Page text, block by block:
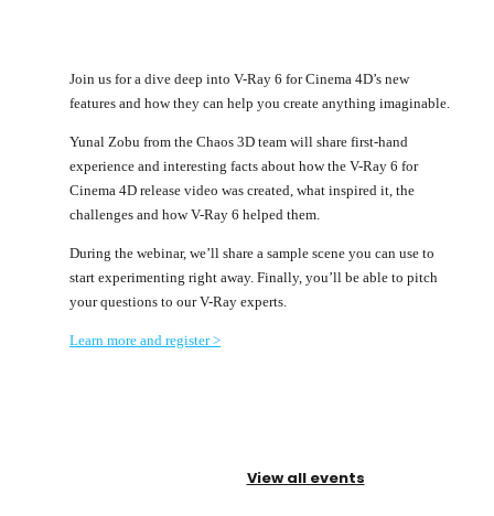
Join us for a dive deep into V-Ray 6 for Cinema 4D’s new
features and how they can help you create anything imaginable.
Yunal Zobu from the Chaos 3D team will share first-hand
experience and interesting facts about how the V-Ray 6 for
Cinema 4D release video was created, what inspired it, the
challenges and how V-Ray 6 helped them.
During the webinar, we’ll share a sample scene you can use to
start experimenting right away. Finally, you’ll be able to pitch
your questions to our V-Ray experts.
Learn more and register >
View all events